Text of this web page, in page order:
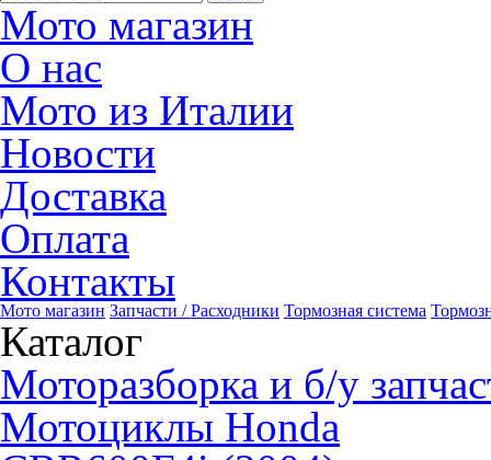
Мото магазин
О нас
Мото из Италии
Новости
Доставка
Оплата
Контакты
Мото магазин Запчасти / Расходники Тормозная система
Каталог
Моторазборка и б/у
Мотоциклы Honda